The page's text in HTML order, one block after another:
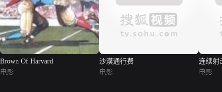
Brown Of Harvard
电影
沙漠通行费
电影
连续射
电影